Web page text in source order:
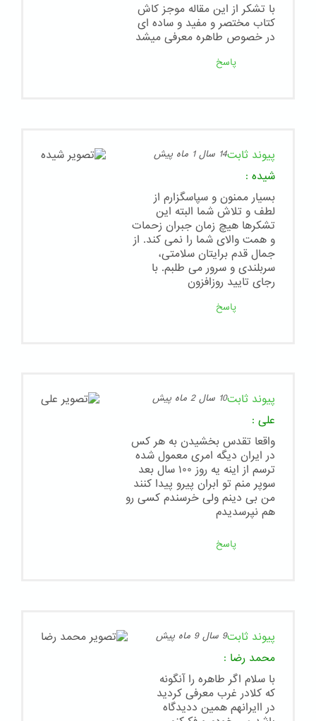
با تشکر از این مقاله موجز کاش
کتاب مختصر و مفید و ساده ای
در خصوص طاهره معرفی میشد
پاسخ
پیوند ثابت14 سال 1 ماه پیش
شیده :
بسیار ممنون و سپاسگزارم از
لطف و تلاش شما البته این
تشکرها هیچ زمان جبران زحمات
و همت والای شما را نمی کند. از
جمال قدم برایتان سلامتی،
سربلندی و سرور می طلبم. با
رجای تایید روزافزون
پاسخ
پیوند ثابت10 سال 2 ماه پیش
علی :
واقعا تقدس بخشیدن به هر کس
در ایران دیگه امری معمول شده
ترسم از اینه یه روز ۱۰۰ سال بعد
سوپر منم تو ابران پیرو پیدا کنند
من بی دینم ولی خرسندم کسی رو
هم نپرسدیدم
پاسخ
پیوند ثابت9 سال 9 ماه پیش
محمد رضا :
با سلام اگر طاهره را آنگونه
که کلادر غرب معرفی کردید
در اایرانهم همین ددیدگاه